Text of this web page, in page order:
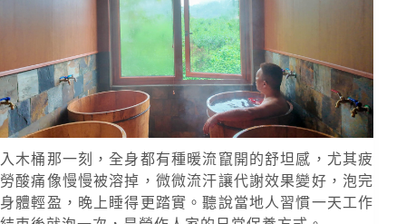
入木桶那一刻，全身都有種暖流竄開的舒坦感，尤其疲
勞酸痛像慢慢被溶掉，微微流汗讓代謝效果變好，泡完
身體輕盈，晚上睡得更踏實。聽說當地人習慣一天工作